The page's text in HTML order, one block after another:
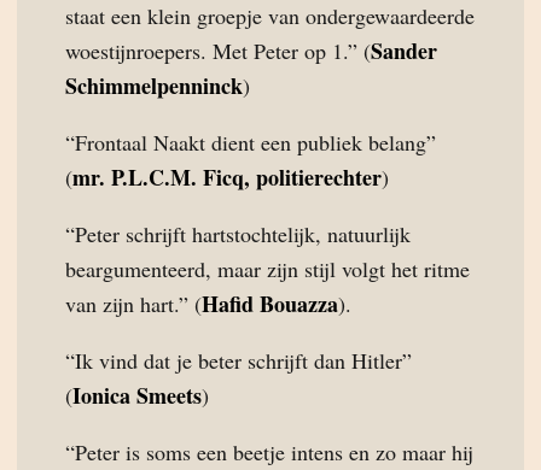
staat een klein groepje van ondergewaardeerde
woestijnroepers. Met Peter op 1.” (Sander
Schimmelpenninck)
“Frontaal Naakt dient een publiek belang”
(mr. P.L.C.M. Ficq, politierechter)
“Peter schrijft hartstochtelijk, natuurlijk
beargumenteerd, maar zijn stijl volgt het ritme
van zijn hart.” (Hafid Bouazza).
“Ik vind dat je beter schrijft dan Hitler”
(Ionica Smeets)
“Peter is soms een beetje intens en zo maar hij